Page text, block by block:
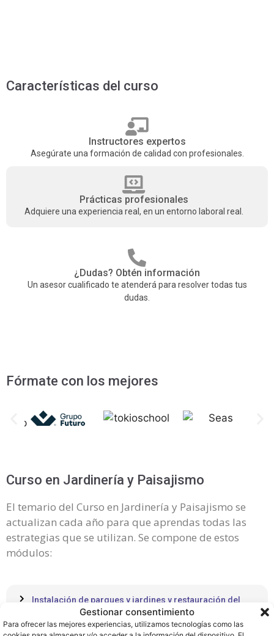
Gestionar consentimiento
Para ofrecer las mejores experiencias, utilizamos tecnologías como las
Características del curso
Instructores expertos
Asegúrate una formación de calidad con profesionales.
Prácticas profesionales
Adquiere una experiencia real, en un entorno laboral real.
¿Dudas? Obtén información
Un asesor cualificado te atenderá para resolver todas tus
dudas.
Fórmate con los mejores
Curso en Jardinería y Paisajismo
El temario del Curso en Jardinería y Paisajismo se
actualizan cada año para que aprendas todas las
estrategias que se utilizan. Se compone de estos
módulos:
Instalación de parques y jardines y restauración del